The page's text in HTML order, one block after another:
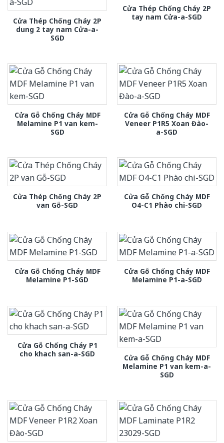
Cửa Thép Chống Cháy 2P
dung 2 tay nam Cửa-a-
SGD
Cửa Thép Chống Cháy 2P
tay nam Cửa-a-SGD
Cửa Gỗ Chống Cháy MDF
Melamine P1 van kem-
SGD
Cửa Gỗ Chống Cháy MDF
Veneer P1R5 Xoan Đào-
a-SGD
Cửa Thép Chống Cháy 2P
van Gỗ-SGD
Cửa Gỗ Chống Cháy MDF
O4-C1 Phào chi-SGD
Cửa Gỗ Chống Cháy MDF
Melamine P1-SGD
Cửa Gỗ Chống Cháy MDF
Melamine P1-a-SGD
Cửa Gỗ Chống Cháy P1
cho khach san-a-SGD
Cửa Gỗ Chống Cháy MDF
Melamine P1 van kem-a-
SGD